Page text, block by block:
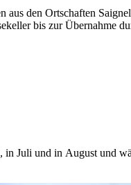
den Ortschaften
bis zur Übernahme
Juli und in August und